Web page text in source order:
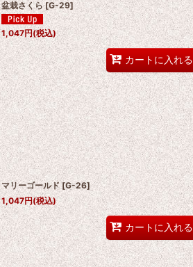
盆栽さくら [G-29]
1,047円(税込)
カートに入れる
マリーゴールド [G-26]
1,047円(税込)
カートに入れる